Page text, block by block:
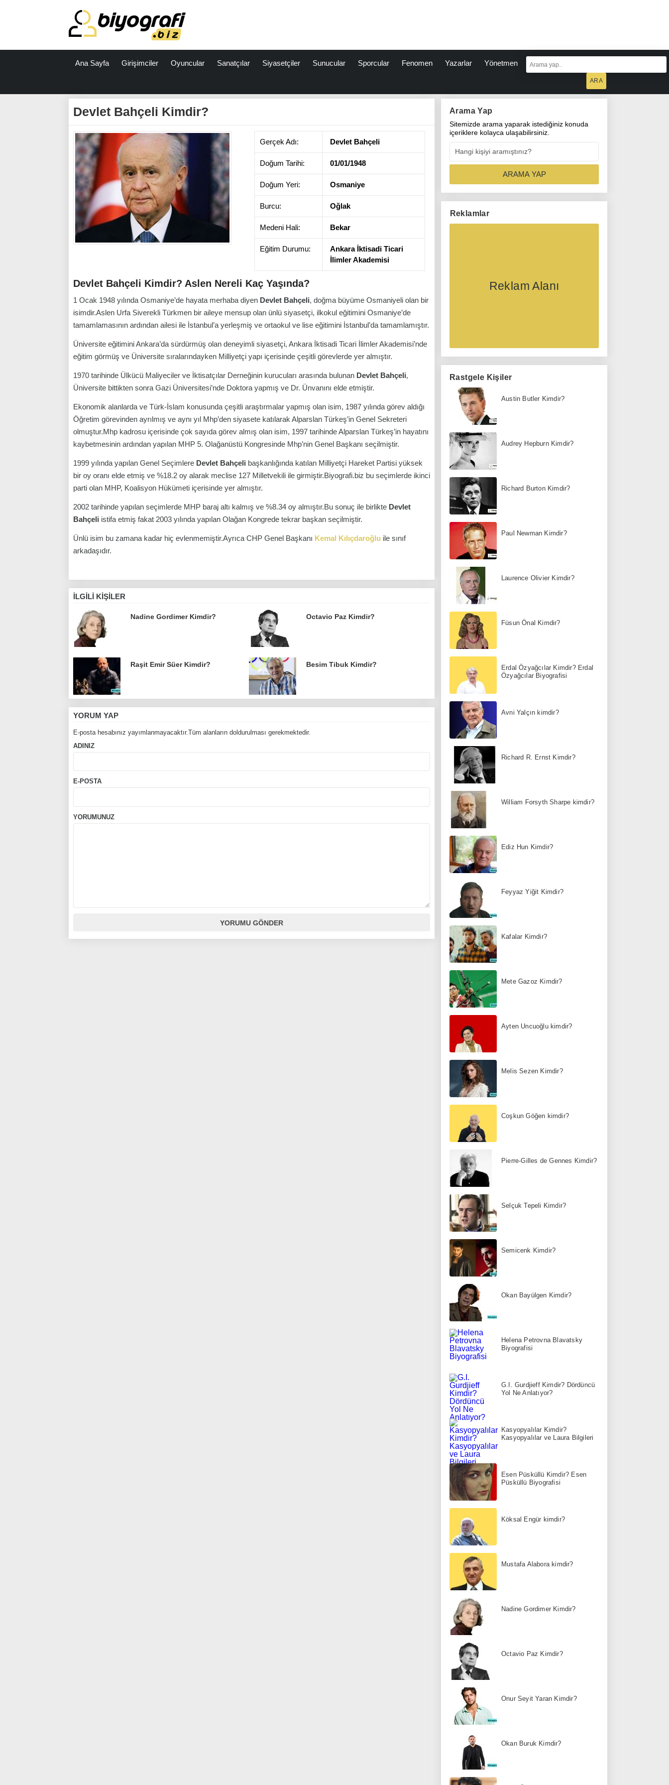
Ana Sayfa Girişimciler Oyuncular Sanatçılar Siyasetçiler Sunucular Sporcular Fenomen Yazarlar Yönetmen
Devlet Bahçeli Kimdir?
Gerçek Adı: Devlet Bahçeli
Doğum Tarihi: 01/01/1948
Doğum Yeri: Osmaniye
Burcu: Oğlak
Medeni Hali: Bekar
Eğitim Durumu:
Ankara İktisadi Ticari
İlimler Akademisi
Devlet Bahçeli Kimdir? Aslen Nereli Kaç Yaşında?
1 Ocak 1948 yılında Osmaniye’de hayata merhaba diyen Devlet Bahçeli, doğma büyüme Osmaniyeli olan bir
isimdir.Aslen Urfa Siverekli Türkmen bir aileye mensup olan ünlü siyasetçi, ilkokul eğitimini Osmaniye’de
tamamlamasının ardından ailesi ile İstanbul’a yerleşmiş ve ortaokul ve lise eğitimini İstanbul’da tamamlamıştır.
Üniversite eğitimini Ankara’da sürdürmüş olan deneyimli siyasetçi, Ankara İktisadi Ticari İlimler Akademisi’nde
eğitim görmüş ve Üniversite sıralarındayken Milliyetçi yapı içerisinde çeşitli görevlerde yer almıştır.
1970 tarihinde Ülkücü Maliyeciler ve İktisatçılar Derneğinin kurucuları arasında bulunan Devlet Bahçeli,
Üniversite bittikten sonra Gazi Üniversitesi’nde Doktora yapmış ve Dr. Ünvanını elde etmiştir.
Ekonomik alanlarda ve Türk-İslam konusunda çeşitli araştırmalar yapmış olan isim, 1987 yılında görev aldığı
Öğretim görevinden ayrılmış ve aynı yıl Mhp’den siyasete katılarak Alparslan Türkeş’in Genel Sekreteri
olmuştur.Mhp kadrosu içerisinde çok sayıda görev almış olan isim, 1997 tarihinde Alparslan Türkeş’in hayatını
kaybetmesinin ardından yapılan MHP 5. Olağanüstü Kongresinde Mhp’nin Genel Başkanı seçilmiştir.
1999 yılında yapılan Genel Seçimlere Devlet Bahçeli başkanlığında katılan Milliyetçi Hareket Partisi yüksek
bir oy oranı elde etmiş ve %18.2 oy alarak meclise 127 Milletvekili ile girmiştir.Biyografi.biz bu seçimlerde ikinci
parti olan MHP, Koalisyon Hükümeti içerisinde yer almıştır.
2002 tarihinde yapılan seçimlerde MHP baraj altı kalmış ve %8.34 oy almıştır.Bu sonuç ile birlikte Devlet
Bahçeli istifa etmiş fakat 2003 yılında yapılan Olağan Kongrede tekrar başkan seçilmiştir.
Ünlü isim bu zamana kadar hiç evlenmemiştir.Ayrıca CHP Genel Başkanı Kemal Kılıçdaroğlu ile sınıf
arkadaşıdır.
İLGILI KIŞILER
Nadine Gordimer Kimdir? Octavio Paz Kimdir?
Raşit Emir Süer Kimdir? Besim Tibuk Kimdir?
YORUM YAP
E-posta hesabınız yayımlanmayacaktır.Tüm alanların doldurulması gerekmektedir.
ADINIZ
E-POSTA
YORUMUNUZ
Arama Yap
Sitemizde arama yaparak istediğiniz konuda
içeriklere kolayca ulaşabilirsiniz.
Reklamlar
Reklam Alanı
Rastgele Kişiler
Austin Butler Kimdir?
Audrey Hepburn Kimdir?
Richard Burton Kimdir?
Paul Newman Kimdir?
Laurence Olivier Kimdir?
Füsun Önal Kimdir?
Erdal Özyağcılar Kimdir? Erdal
Özyağcılar Biyografisi
Avni Yalçın kimdir?
Richard R. Ernst Kimdir?
William Forsyth Sharpe kimdir?
Ediz Hun Kimdir?
Feyyaz Yiğit Kimdir?
Kafalar Kimdir?
Mete Gazoz Kimdir?
Ayten Uncuoğlu kimdir?
Melis Sezen Kimdir?
Coşkun Göğen kimdir?
Pierre-Gilles de Gennes Kimdir?
Selçuk Tepeli Kimdir?
Semicenk Kimdir?
Okan Bayülgen Kimdir?
Helena Petrovna Blavatsky
Biyografisi
G.I. Gurdjieff Kimdir? Dördüncü
Yol Ne Anlatıyor?
Kasyopyalılar Kimdir?
Kasyopyalılar ve Laura Bilgileri
Esen Püsküllü Kimdir? Esen
Püsküllü Biyografisi
Köksal Engür kimdir?
Mustafa Alabora kimdir?
Nadine Gordimer Kimdir?
Octavio Paz Kimdir?
Onur Seyit Yaran Kimdir?
Okan Buruk Kimdir?